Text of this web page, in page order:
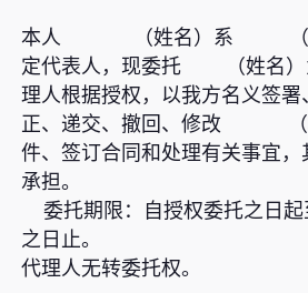
本人 （姓名）系 （供
定代表人，现委托 （姓名）
理人根据授权，以我方名义签署
正、递交、撤回、修改 （
件、签订合同和处理有关事宜，
承担。
委托期限：自授权委托之日起
之日止。
代理人无转委托权。